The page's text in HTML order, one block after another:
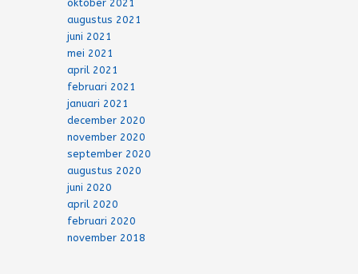
oktober 2021
augustus 2021
juni 2021
mei 2021
april 2021
februari 2021
januari 2021
december 2020
november 2020
september 2020
augustus 2020
juni 2020
april 2020
februari 2020
november 2018